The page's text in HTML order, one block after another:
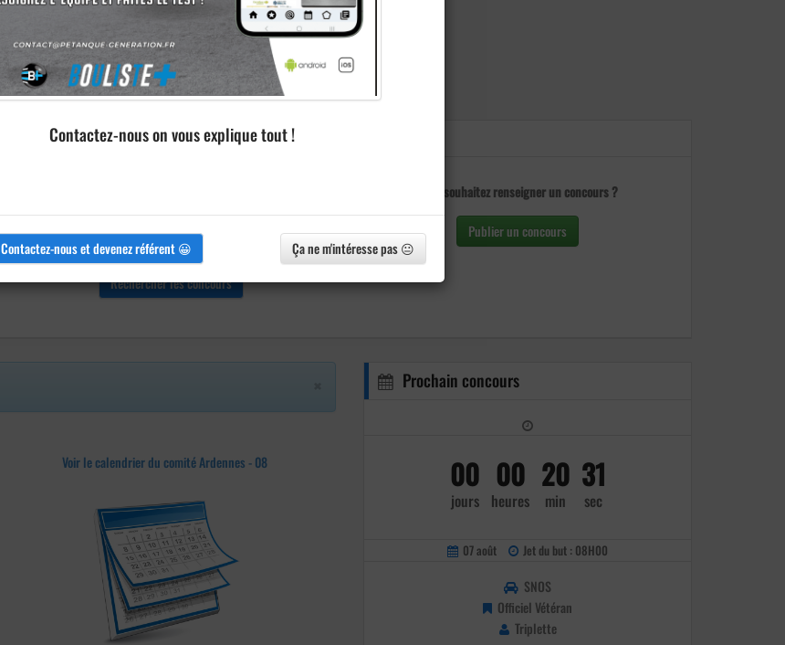
Vous souhaitez renseigner un concours ?
Publier un concours
Voir le calendrier du comité Ardennes - 08
Prochain concours
00
jours
00
heures
20
min
30
sec
07 août Jet du but : 08H00
SNOS
Officiel Vétéran
Triplette
Contactez-nous on vous explique tout !
Contactez-nous et devenez référent 😀 Ça ne m'intéresse pas 😐